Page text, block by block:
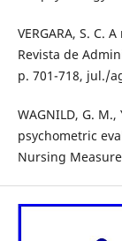
VERGARA, S. C.
Revista de
p. 701-718, jul./
WAGNILD, G.
psychometric
Nursing